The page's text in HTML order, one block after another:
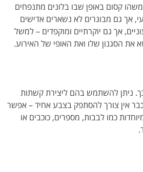
קסום באופן שבו בלונים מתנפחים
אך גם מבוגרים לא נשארים אדישים
אך גם יוקרתיים ומוקפדים – למשל
את הסגנון שלו ואת האופי של האירוע.
ניתן להשתמש בהם ליצירת קשתות
כבר אין צורך להסתפק בצבע אחיד – אפשר
כמו לבבות, מספרים, כוכבים או